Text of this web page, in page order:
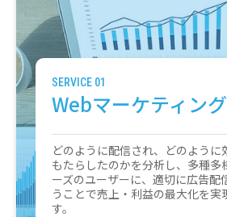
SERVICE 01
Webマーケティン
どのように配信され、どのように
もたらしたのかを分析し、多種多
ーズのユーザーに、適切に広告配
うことで売上・利益の最大化を実
す。